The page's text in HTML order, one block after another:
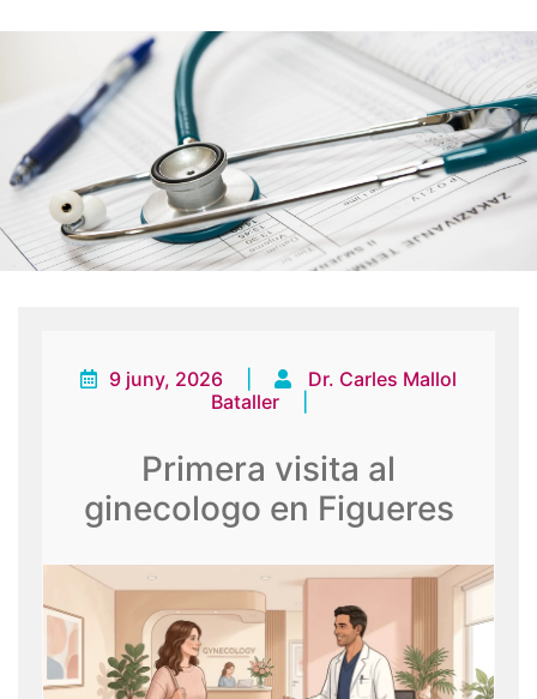
9 juny, 2026
Dr. Carles Mallol
Bataller
Primera visita al
ginecologo en Figueres